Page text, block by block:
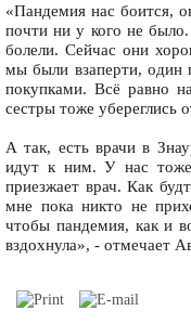
«Пандемия нас боится,
почти ни у кого не
болели. Сейчас они
мы были взаперти, один
покупками. Всё равно
сестры тоже убереглись
А так, есть врачи в
идут к ним. У нас тоже
приезжает врач. Как
мне пока никто не
чтобы пандемия, как и
вздохнула», - отмечает